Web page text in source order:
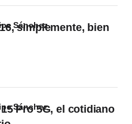
simplemente, bien
Sánchez
Pro 5G, el cotidiano
Sánchez